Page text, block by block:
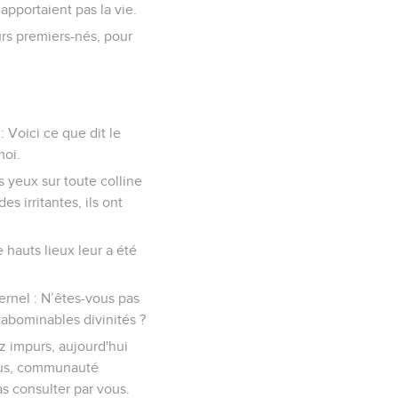
pas la vie.
premiers-nés, pour
: Voici ce que dit le
yeux sur toute colline
irritantes, ils ont
hauts lieux leur a été
: N’êtes-vous pas
divinités ?
impurs, aujourd'hui
communauté
consulter par vous.